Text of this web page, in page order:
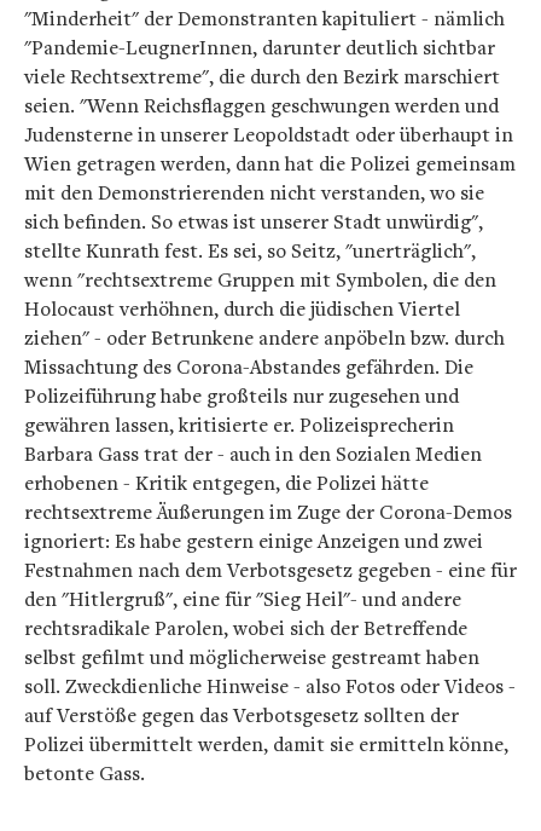
"Minderheit" der Demonstranten kapituliert - nämlich
"Pandemie-LeugnerInnen, darunter deutlich sichtbar
viele Rechtsextreme", die durch den Bezirk marschiert
seien. "Wenn Reichsflaggen geschwungen werden und
Judensterne in unserer Leopoldstadt oder überhaupt in
Wien getragen werden, dann hat die Polizei gemeinsam
mit den Demonstrierenden nicht verstanden, wo sie
sich befinden. So etwas ist unserer Stadt unwürdig",
stellte Kunrath fest. Es sei, so Seitz, "unerträglich",
wenn "rechtsextreme Gruppen mit Symbolen, die den
Holocaust verhöhnen, durch die jüdischen Viertel
ziehen" - oder Betrunkene andere anpöbeln bzw. durch
Missachtung des Corona-Abstandes gefährden. Die
Polizeiführung habe großteils nur zugesehen und
gewähren lassen, kritisierte er. Polizeisprecherin
Barbara Gass trat der - auch in den Sozialen Medien
erhobenen - Kritik entgegen, die Polizei hätte
rechtsextreme Äußerungen im Zuge der Corona-Demos
ignoriert: Es habe gestern einige Anzeigen und zwei
Festnahmen nach dem Verbotsgesetz gegeben - eine für
den "Hitlergruß", eine für "Sieg Heil"- und andere
rechtsradikale Parolen, wobei sich der Betreffende
selbst gefilmt und möglicherweise gestreamt haben
soll. Zweckdienliche Hinweise - also Fotos oder Videos -
auf Verstöße gegen das Verbotsgesetz sollten der
Polizei übermittelt werden, damit sie ermitteln könne,
betonte Gass.